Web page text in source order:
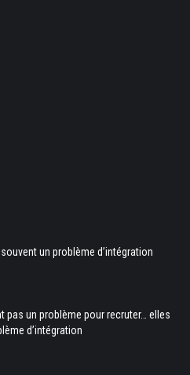
un problème d’intégration
pas un problème pour recruter… elles
d’intégration